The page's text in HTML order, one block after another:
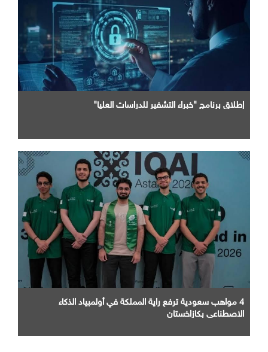
إطلاق برنامج "خبراء التشفير للدراسات العليا"
4 مواهب سعودية ترفع راية المملكة في أولمبياد الذكاء
الاصطناعي بكازاخستان